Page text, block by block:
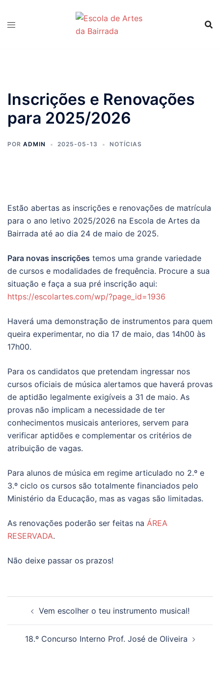
Inscrições e Renovações
para 2025/2026
POR ADMIN 2025-05-13 NOTÍCIAS
Estão abertas as inscrições e renovações de matrícula
para o ano letivo 2025/2026 na Escola de Artes da
Bairrada até ao dia 24 de maio de 2025.
Para novas inscrições temos uma grande variedade
de cursos e modalidades de frequência. Procure a sua
situação e faça a sua pré inscrição aqui:
https://escolartes.com/wp/?page_id=1936
Haverá uma demonstração de instrumentos para quem
queira experimentar, no dia 17 de maio, das 14h00 às
17h00.
Para os candidatos que pretendam ingressar nos
cursos oficiais de música alertamos que haverá provas
de aptidão legalmente exigíveis a 31 de maio. As
provas não implicam a necessidade de ter
conhecimentos musicais anteriores, servem para
verificar aptidões e complementar os critérios de
atribuição de vagas.
Para alunos de música em regime articulado no 2.º e
3.º ciclo os cursos são totalmente financiados pelo
Ministério da Educação, mas as vagas são limitadas.
As renovações poderão ser feitas na ÁREA
RESERVADA.
Não deixe passar os prazos!
Vem escolher o teu instrumento musical!
18.º Concurso Interno Prof. José de Oliveira